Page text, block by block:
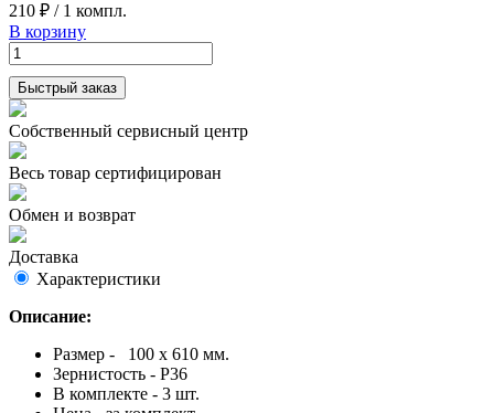
210 ₽ / 1 компл.
В корзину
Быстрый заказ
Собственный сервисный центр
Весь товар сертифицирован
Обмен и возврат
Доставка
Характеристики
Описание:
Размер - 100 x 610 мм.
Зернистость - Р36
В комплекте - 3 шт.